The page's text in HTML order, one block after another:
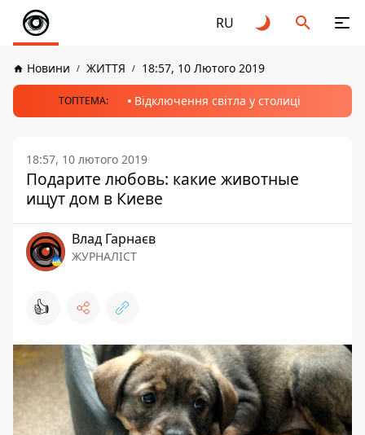
RU
Новини ЖИТТЯ 18:57, 10 Лютого 2019
ТОПТЕМА: Відключення світла у столиці
18:57, 10 лютого 2019
Подарите любовь: какие животные
ищут дом в Киеве
Влад Гарнаєв
ЖУРНАЛІСТ
👍